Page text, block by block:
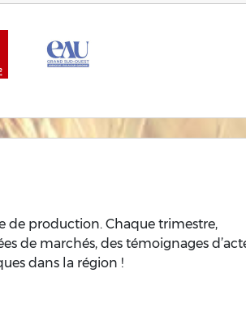
de production. Chaque trimestre,
de marchés, des témoignages
dans la région !